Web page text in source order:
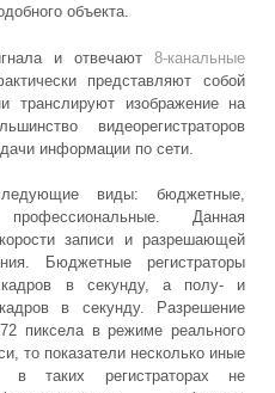
объекта.
и отвечают8-канальные
представляют собой
транслируют изображение на
видеорегистраторов
информации по сети.
виды: бюджетные,
Данная
записи и разрешающей
Бюджетные регистраторы
в секунду, а полу- и
в секунду. Разрешение
пиксела в режиме реального
то показатели несколько иные
таких регистраторах не